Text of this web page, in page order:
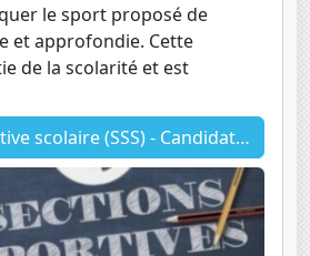
le sport proposé de
et approfondie. Cette
de la scolarité et est
(SSS) - Candidature 2025-2026